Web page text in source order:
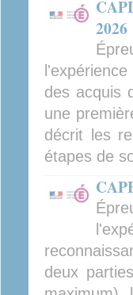
2026
des acquis
une
décrit les
étapes de
deux